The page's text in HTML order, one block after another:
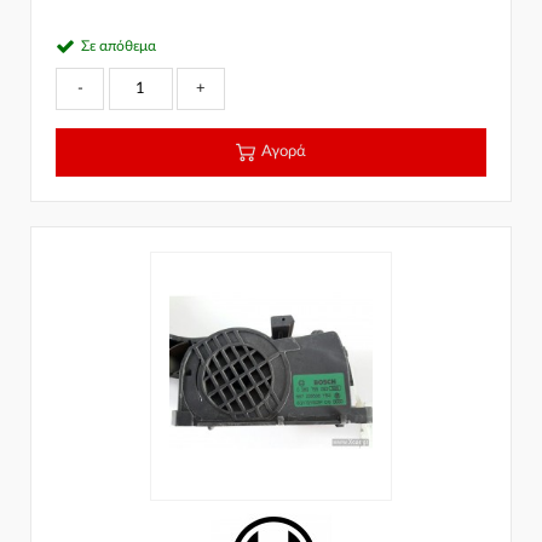
Σε απόθεμα
- +
Αγορά